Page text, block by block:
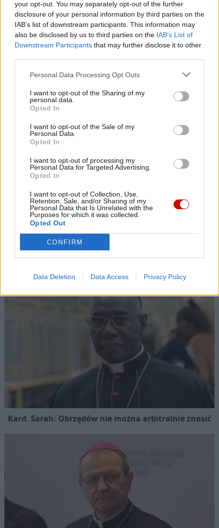
your opt-out. You may separately opt-out of the further
disclosure of your personal information by third parties on the
IAB’s list of downstream participants. This information may
also be disclosed by us to third parties on the IAB’s List of
Downstream Participants that may further disclose it to other
Personal Data Processing Opt Outs
I want to opt-out of the Sharing of my
personal data.
Opted In
I want to opt-out of the Sale of my
Personal Data.
Opted In
I want to opt-out of processing my
Personal Data for Targeted Advertising.
Opted In
I want to opt-out of Collection, Use,
Retention, Sale, and/or Sharing of my
Personal Data that Is Unrelated with the
Purposes for which it was collected.
Opted Out
CONFIRM
Data Deletion Data Access Privacy Policy
Tagi: BP ANDRZEJ CZAJA DIECEZJA OPOLSKA
POWOŁANIA
Najnowsze
08 sierpnia 2026 | 21:11
45 Kielecka Piesza Pielgrzymka na Jasną Górę
Coca-Cola dyskryminuje Jezusa Króla?
Siostra Wolfers: w czasach kryzysu radość ma siłę polityczną
08 sierpnia 2026 | 19:04
SIGNIS 2026: komunikacja w służbie Ewangelii
Popularne
Kard. Sarah: Obrzędów nie można arbitralnie znosić